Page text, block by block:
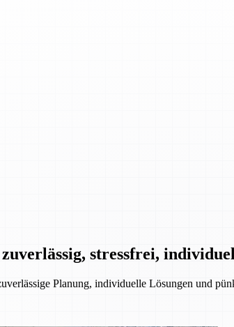
stressfrei,
Planung, individuelle Lösungen und